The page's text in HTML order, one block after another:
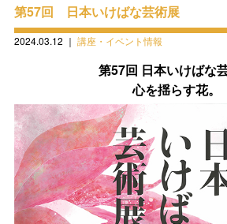
第57回 日本いけばな芸術展
2024.03.12 ｜ 講座・イベント情報
第57回 日本いけばな
心を揺らす花。